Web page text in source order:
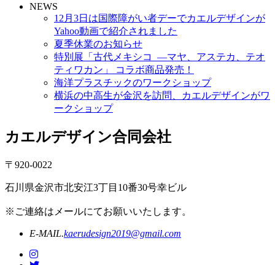
NEWS
12月3日は国際障がい者デーでカエルデザインが
Yahoo動画で紹介されました
夏季休業のお知らせ
特別展「古代メキシコ ―マヤ、アステカ、テオ
ティワカン」 コラボ商品発売！
海洋プラスチックのワークショップ
横浜の中高生が金沢を訪問、カエルデザインがワ
ークショップ
カエルデザイン合同会社
〒920-0022
石川県金沢市北安江3丁目10番30号幸ビル
※ご連絡はメールにてお願いいたします。
E-MAIL.kaerudesign2019@gmail.com